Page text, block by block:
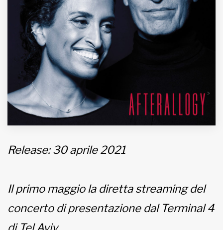
www.viveremilano.info
Fondato e diretto da Enzo De
Bernardis
EDB edizioni - Via Brivio angolo C.
Imbonati, 89 20159 Milano (Italia)
Informativa sulla privacy
Release: 30 aprile 2021
Il primo maggio la diretta streaming del
concerto di presentazione dal Terminal 4